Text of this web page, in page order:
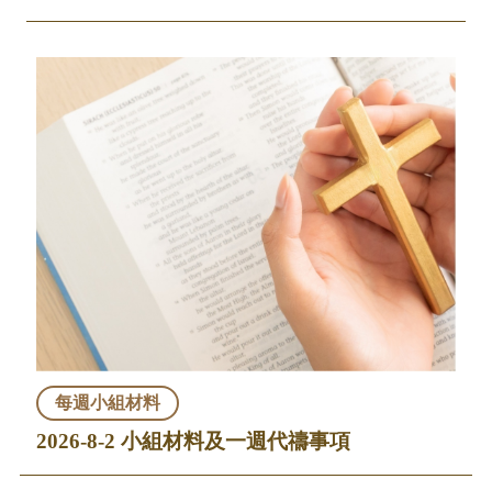
每週小組材料
2026-8-2 小組材料及一週代禱事項